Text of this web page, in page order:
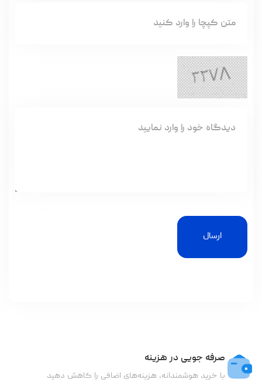
ارسال
صرفه جویی در هزینه
با خرید هوشمندانه، هزینه‌های اضافی را کاهش دهید